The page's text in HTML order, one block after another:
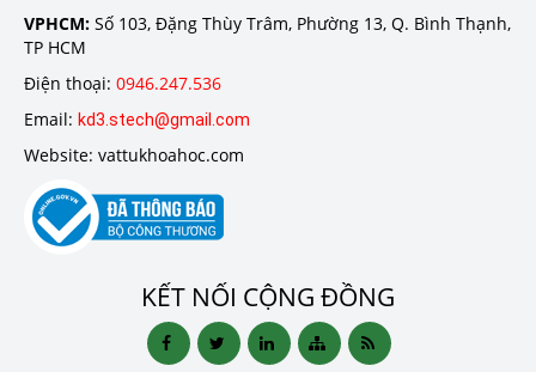
VPHCM: Số 103, Đặng Thùy Trâm, Phường 13, Q. Bình Thạnh,
TP HCM
Điện thoại: 0946.247.536
Email: kd3.stech@gmail.com
Website: vattukhoahoc.com
KẾT NỐI CỘNG ĐỒNG